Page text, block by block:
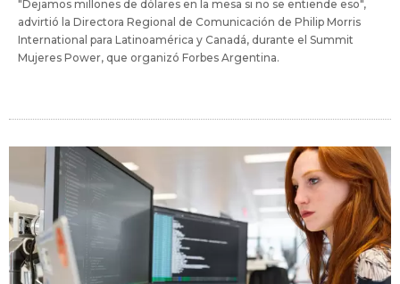
"Dejamos millones de dólares en la mesa si no se entiende eso",
advirtió la Directora Regional de Comunicación de Philip Morris
International para Latinoamérica y Canadá, durante el Summit
Mujeres Power, que organizó Forbes Argentina.